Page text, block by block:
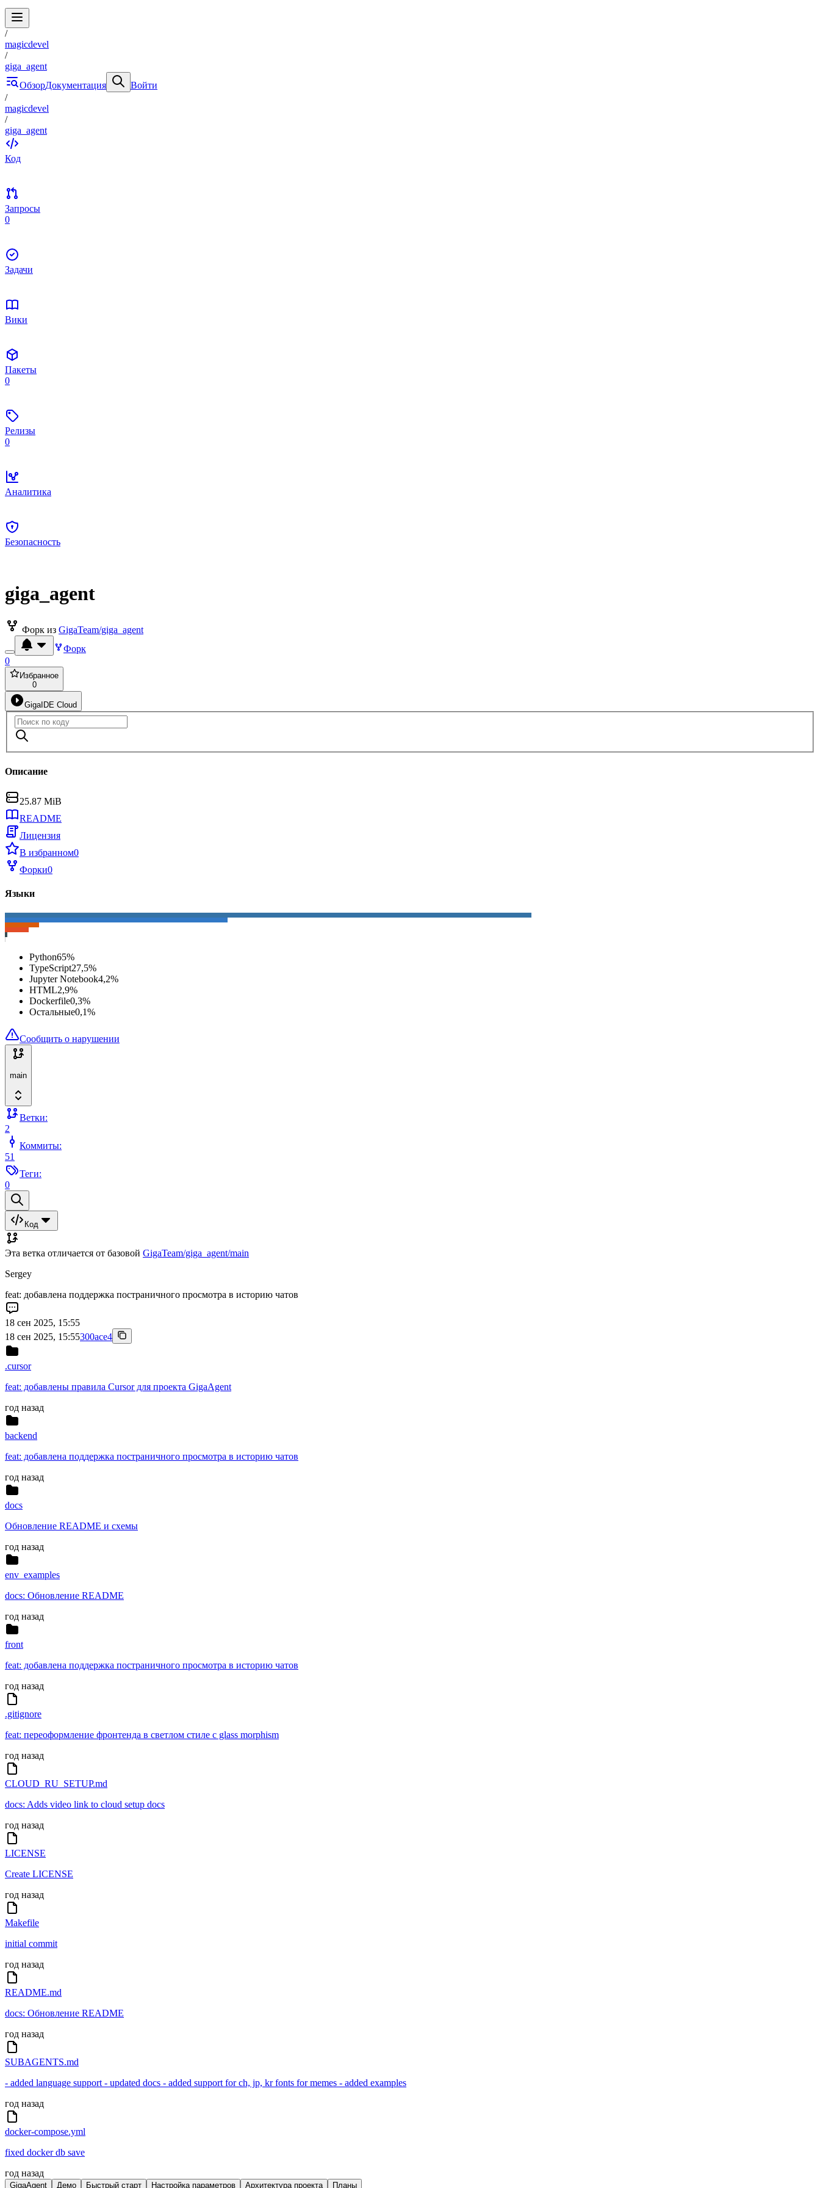
/
magicdevel
/
giga_agent
ОбзорДокументация
Войти
/
magicdevel
/
giga_agent
Код
Запросы
0
Задачи
Вики
Пакеты
0
Релизы
0
Аналитика
Безопасность
giga_agent
Форк из GigaTeam/giga_agent
Форк
0
Избранное
0
GigaIDE Cloud
Описание
25.87 MiB
README
Лицензия
В избранном0
Форки0
Языки
Python65%
TypeScript27,5%
Jupyter Notebook4,2%
HTML2,9%
Dockerfile0,3%
Остальные0,1%
Сообщить о нарушении
main
Ветки:
2
Коммиты:
51
Теги:
0
Код
Эта ветка отличается от базовой GigaTeam/giga_agent/main
Sergey
feat: добавлена поддержка постраничного просмотра в историю чатов
18 сен 2025, 15:55
18 сен 2025, 15:55300ace4
.cursor
feat: добавлены правила Cursor для проекта GigaAgent
год назад
backend
feat: добавлена поддержка постраничного просмотра в историю чатов
год назад
docs
Обновление README и схемы
год назад
env_examples
docs: Обновление README
год назад
front
feat: добавлена поддержка постраничного просмотра в историю чатов
год назад
.gitignore
feat: переоформление фронтенда в светлом стиле с glass morphism
год назад
CLOUD_RU_SETUP.md
docs: Adds video link to cloud setup docs
год назад
LICENSE
Create LICENSE
год назад
Makefile
initial commit
год назад
README.md
docs: Обновление README
год назад
SUBAGENTS.md
- added language support - updated docs - added support for ch, jp, kr fonts for memes - added examples
год назад
docker-compose.yml
fixed docker db save
год назад
GigaAgent Демо Быстрый старт Настройка параметров Архитектура проекта Планы